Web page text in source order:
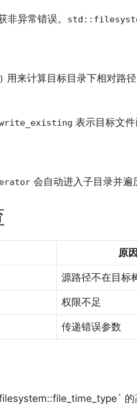
非异常错误。
用来计算目标目录下相对路
表示目标文
会自动进入子目录并遍
原因
源路径不在目标
权限不足
传递错误参数
的